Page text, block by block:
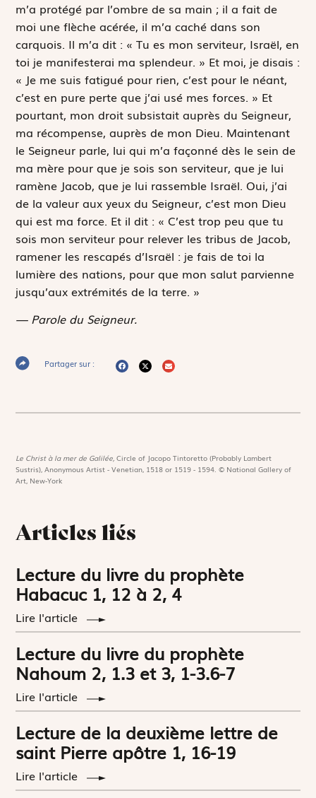
m’a protégé par l’ombre de sa main ; il a fait de
moi une flèche acérée, il m’a caché dans son
carquois. Il m’a dit : « Tu es mon serviteur, Israël, en
toi je manifesterai ma splendeur. » Et moi, je disais :
« Je me suis fatigué pour rien, c’est pour le néant,
c’est en pure perte que j’ai usé mes forces. » Et
pourtant, mon droit subsistait auprès du Seigneur,
ma récompense, auprès de mon Dieu. Maintenant
le Seigneur parle, lui qui m’a façonné dès le sein de
ma mère pour que je sois son serviteur, que je lui
ramène Jacob, que je lui rassemble Israël. Oui, j’ai
de la valeur aux yeux du Seigneur, c’est mon Dieu
qui est ma force. Et il dit : « C’est trop peu que tu
sois mon serviteur pour relever les tribus de Jacob,
ramener les rescapés d’Israël : je fais de toi la
lumière des nations, pour que mon salut parvienne
jusqu’aux extrémités de la terre. »
— Parole du Seigneur.
Partager sur :
Le Christ à la mer de Galilée,Circle of Jacopo Tintoretto (Probably Lambert
Sustris), Anonymous Artist - Venetian, 1518 or 1519 - 1594. © National Gallery of
Art, New-York
Articles liés
Lecture du livre du prophète
Habacuc 1, 12 à 2, 4
Lire l'article
Lecture du livre du prophète
Nahoum 2, 1.3 et 3, 1-3.6-7
Lire l'article
Lecture de la deuxième lettre de
saint Pierre apôtre 1, 16-19
Lire l'article